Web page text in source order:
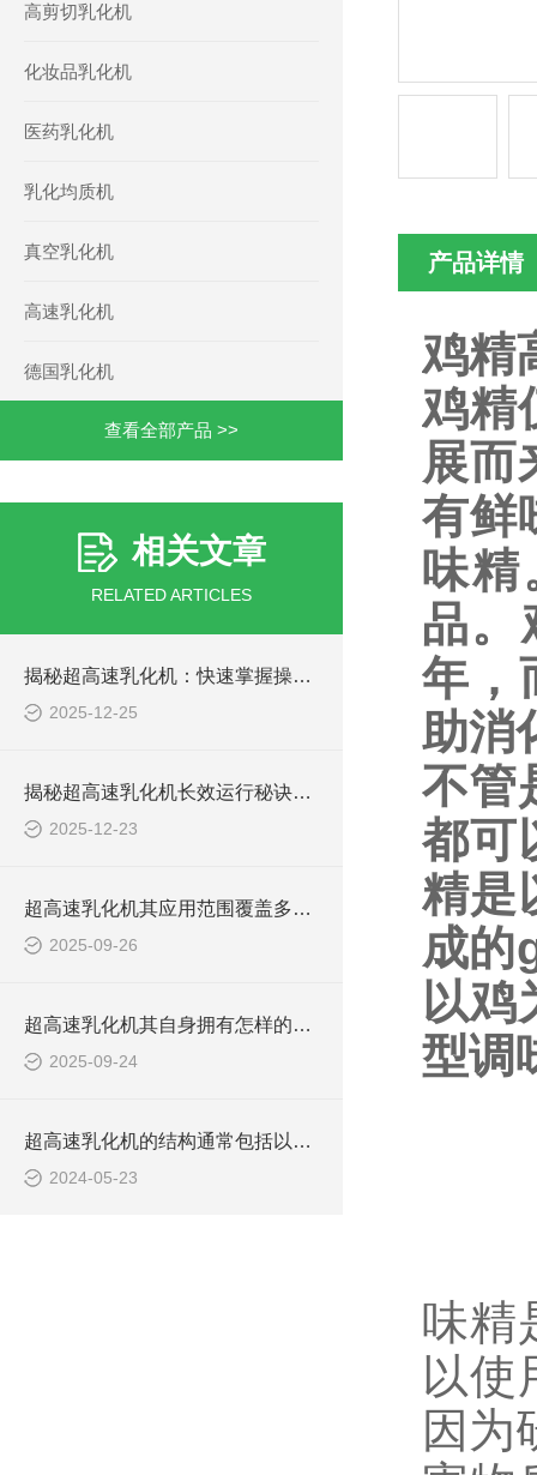
高剪切乳化机
化妆品乳化机
医药乳化机
乳化均质机
真空乳化机
高速乳化机
德国乳化机
查看全部产品 >>
相关文章
RELATED ARTICLES
揭秘超高速乳化机：快速掌握操作秘籍！
2025-12-25
揭秘超高速乳化机长效运行秘诀：简单保养大不同！
2025-12-23
超高速乳化机其应用范围覆盖多个领域
2025-09-26
超高速乳化机其自身拥有怎样的功能呢？
2025-09-24
超高速乳化机的结构通常包括以下几个主要部分
2024-05-23
产品详情
鸡精
鸡精
展而
有鲜
味精
品。
年，
助消
不管
都可
精是
成的
以鸡
型调
味精
以使
因为